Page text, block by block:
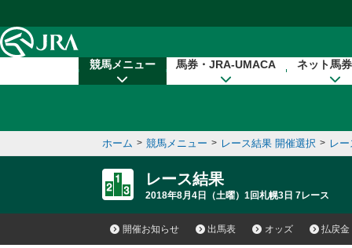
競馬メニュー 馬券・JRA-UMACA ネット馬
ホーム > 競馬メニュー > レース結果 開催選択 > レ
レース結果
2018年8月4日（土曜）1回札幌3日 7レース
開催お知らせ 出馬表 オッズ 払戻金